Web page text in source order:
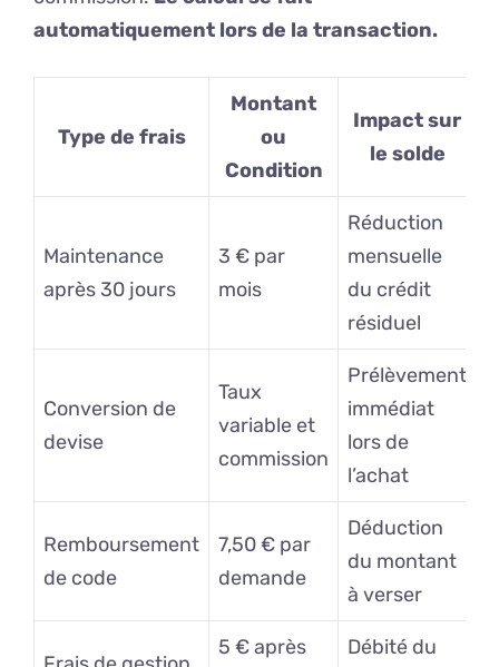
automatiquement lors de la transaction.
Type de frais
Montant
ou
Condition
Impact sur
le solde
Maintenance
après 30 jours
3 € par
mois
Réduction
mensuelle
du crédit
résiduel
Conversion de
devise
Taux
variable et
commission
Prélèvement
immédiat
lors de
l’achat
Remboursement
de code
7,50 € par
demande
Déduction
du montant
à verser
5 € après
Débité du